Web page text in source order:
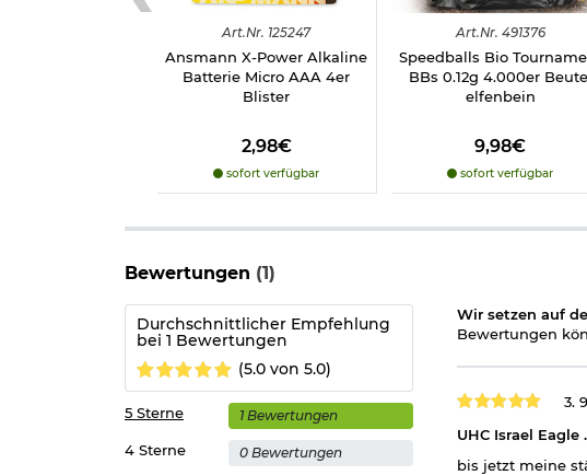
Achtung: Nicht für Kinder unter 14 Jahren ohne Aufsicht
Herstellerinformationen
Art.Nr. 125247
Ansmann X-Power Alkaline
Batterie Micro AAA 4er
Blister
2,98€
sofort verfügbar
Art.Nr. 491376
Speedballs Bio
BBs 0.12g 4.000er
elfenbein
9,98€
sofort verfügbar
Bewertungen (1)
Durchschnittlicher Empfehlung
bei 1 Bewertungen
(5.0 von 5.0)
4 Sterne 0 Bewertungen
5 Sterne 1 Bewertungen
Wir setzen auf
Bewertungen
3.
UHC Israel
bis jetzt meine